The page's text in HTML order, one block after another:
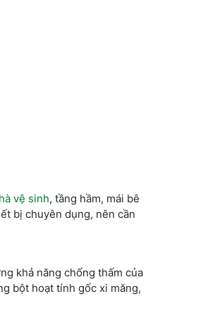
vệ sinh, tầng hầm, mái bê
bị chuyên dụng, nên cần
khả năng chống thấm của
bột hoạt tính gốc xi măng,